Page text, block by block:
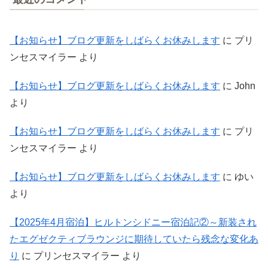
【お知らせ】ブログ更新をしばらくお休みします に プリ
ンセスマイラー より
【お知らせ】ブログ更新をしばらくお休みします に John
より
【お知らせ】ブログ更新をしばらくお休みします に プリ
ンセスマイラー より
【お知らせ】ブログ更新をしばらくお休みします に ゆい
より
【2025年4月宿泊】ヒルトンシドニー宿泊記②～新装され
たエグゼクティブラウンジに期待していたら残念な変化あ
り に プリンセスマイラー より